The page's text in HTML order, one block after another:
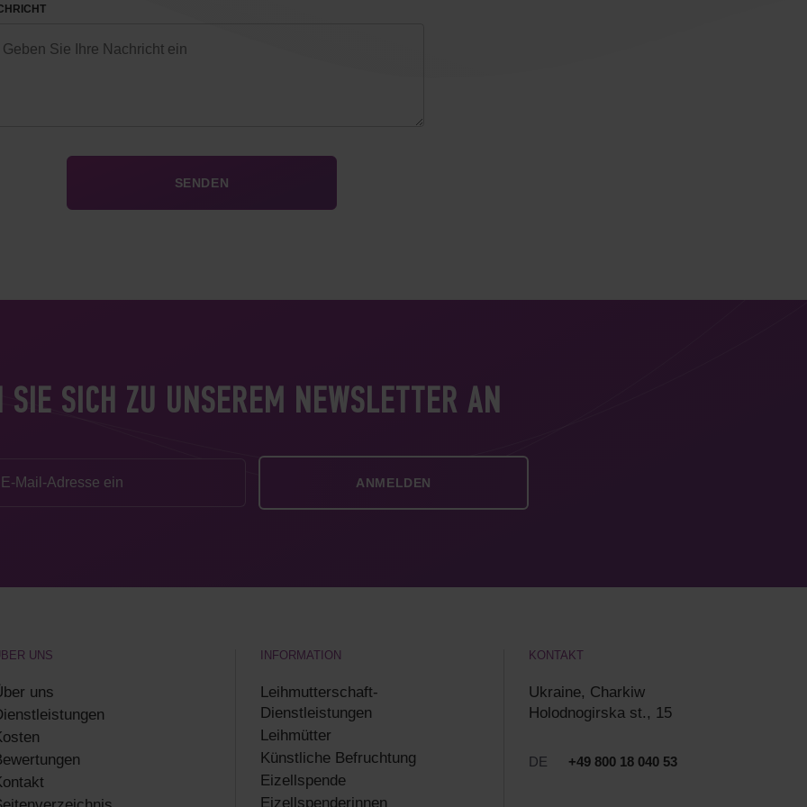
SIE SICH ZU UNSEREM NEWSLETTER AN
UNS
uns
INFORMATION
Leihmutterschaft-
Dienstleistungen
Leihmütter
Künstliche Befruchtung
Eizellspende
Eizellspenderinnen
KONTAKT
Ukraine, Charkiw
Holodnogirska st., 15
DE +49 800 18 040 53